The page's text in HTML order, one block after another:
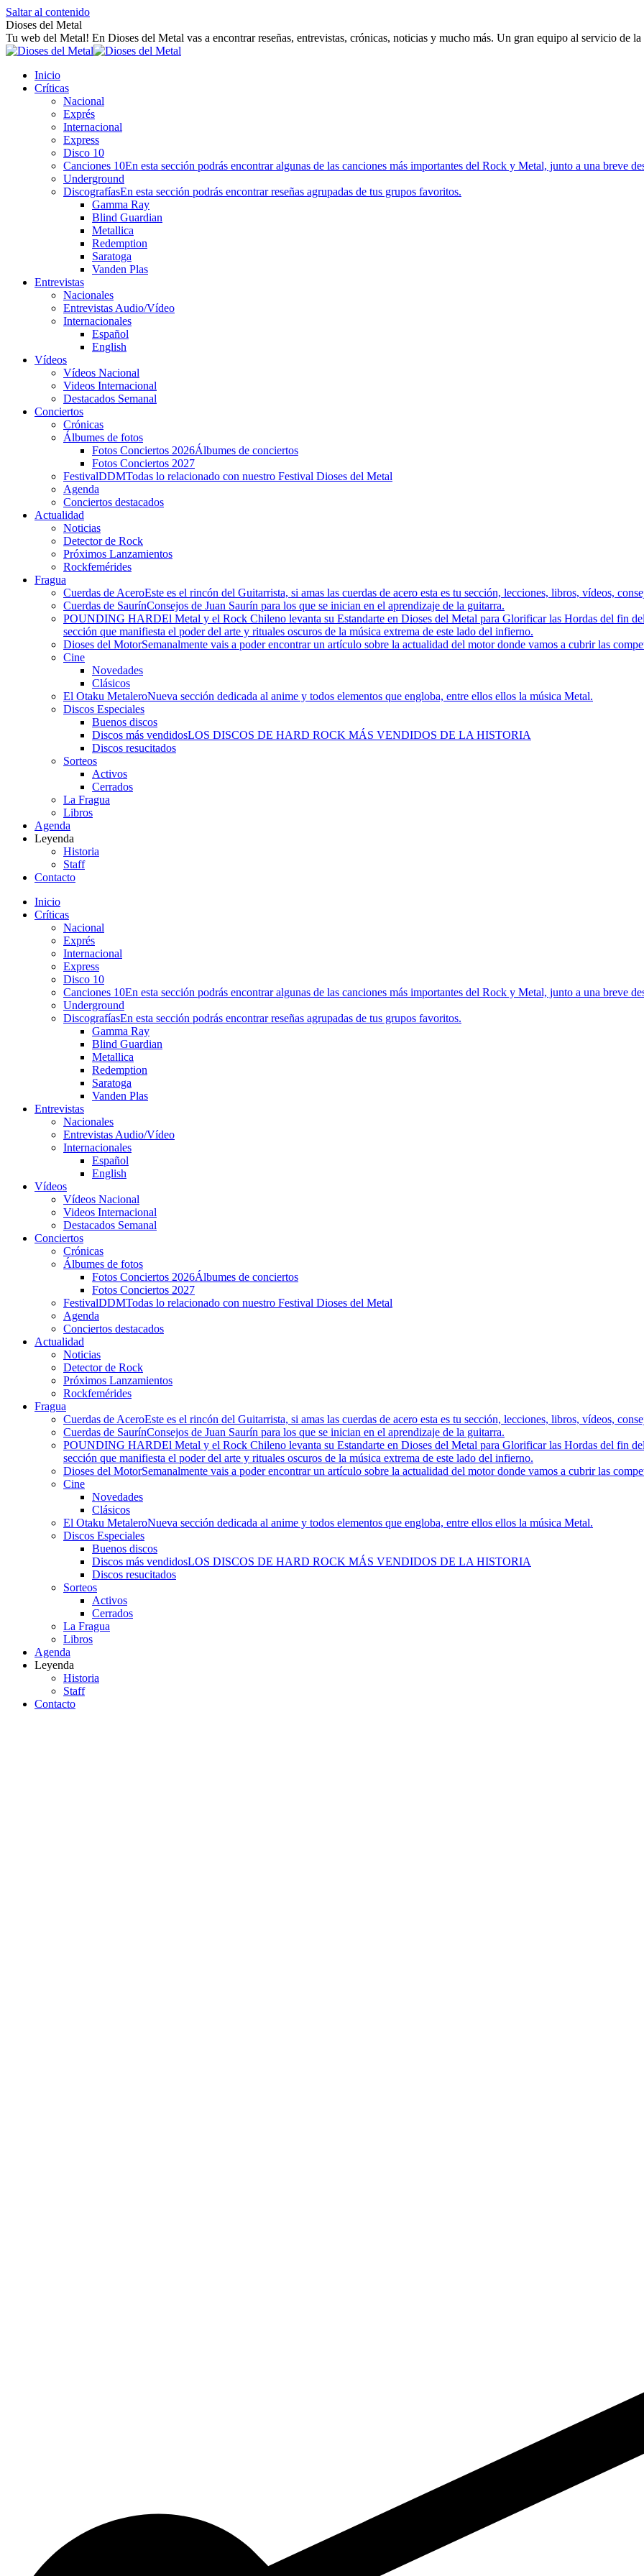
Saltar al contenido
Dioses del Metal
Tu web del Metal! En Dioses del Metal vas a encontrar reseñas, entrevistas, crónicas, noticias y mucho más. Un gran equipo al servicio de la
Inicio
Críticas
Nacional
Exprés
Internacional
Express
Disco 10
Canciones 10En esta sección podrás encontrar algunas de las canciones más importantes del Rock y Metal, junto a una breve
Underground
DiscografíasEn esta sección podrás encontrar reseñas agrupadas de tus grupos favoritos.
Gamma Ray
Blind Guardian
Metallica
Redemption
Saratoga
Vanden Plas
Entrevistas
Nacionales
Entrevistas Audio/Vídeo
Internacionales
Español
English
Vídeos
Vídeos Nacional
Videos Internacional
Destacados Semanal
Conciertos
Crónicas
Álbumes de fotos
Fotos Conciertos 2026Álbumes de conciertos
Fotos Conciertos 2027
FestivalDDMTodas lo relacionado con nuestro Festival Dioses del Metal
Agenda
Conciertos destacados
Actualidad
Noticias
Detector de Rock
Próximos Lanzamientos
Rockfemérides
Fragua
Cuerdas de AceroEste es el rincón del Guitarrista, si amas las cuerdas de acero esta es tu sección, lecciones, libros, vídeos,
Cuerdas de SaurínConsejos de Juan Saurín para los que se inician en el aprendizaje de la guitarra.
POUNDING HARDEl Metal y el Rock Chileno levanta su Estandarte en Dioses del Metal para Glorificar las Hordas del fin
sección que manifiesta el poder del arte y rituales oscuros de la música extrema de este lado del infierno.
Dioses del MotorSemanalmente vais a poder encontrar un artículo sobre la actualidad del motor donde vamos a cubrir las
Cine
Novedades
Clásicos
El Otaku MetaleroNueva sección dedicada al anime y todos elementos que engloba, entre ellos ellos la música Metal.
Discos Especiales
Buenos discos
Discos más vendidosLOS DISCOS DE HARD ROCK MÁS VENDIDOS DE LA HISTORIA
Discos resucitados
Sorteos
Activos
Cerrados
La Fragua
Libros
Agenda
Leyenda
Historia
Staff
Contacto
Inicio
Críticas
Nacional
Exprés
Internacional
Express
Disco 10
Canciones 10En esta sección podrás encontrar algunas de las canciones más importantes del Rock y Metal, junto a una breve
Underground
DiscografíasEn esta sección podrás encontrar reseñas agrupadas de tus grupos favoritos.
Gamma Ray
Blind Guardian
Metallica
Redemption
Saratoga
Vanden Plas
Entrevistas
Nacionales
Entrevistas Audio/Vídeo
Internacionales
Español
English
Vídeos
Vídeos Nacional
Videos Internacional
Destacados Semanal
Conciertos
Crónicas
Álbumes de fotos
Fotos Conciertos 2026Álbumes de conciertos
Fotos Conciertos 2027
FestivalDDMTodas lo relacionado con nuestro Festival Dioses del Metal
Agenda
Conciertos destacados
Actualidad
Noticias
Detector de Rock
Próximos Lanzamientos
Rockfemérides
Fragua
Cuerdas de AceroEste es el rincón del Guitarrista, si amas las cuerdas de acero esta es tu sección, lecciones, libros, vídeos,
Cuerdas de SaurínConsejos de Juan Saurín para los que se inician en el aprendizaje de la guitarra.
POUNDING HARDEl Metal y el Rock Chileno levanta su Estandarte en Dioses del Metal para Glorificar las Hordas del fin
sección que manifiesta el poder del arte y rituales oscuros de la música extrema de este lado del infierno.
Dioses del MotorSemanalmente vais a poder encontrar un artículo sobre la actualidad del motor donde vamos a cubrir las
Cine
Novedades
Clásicos
El Otaku MetaleroNueva sección dedicada al anime y todos elementos que engloba, entre ellos ellos la música Metal.
Discos Especiales
Buenos discos
Discos más vendidosLOS DISCOS DE HARD ROCK MÁS VENDIDOS DE LA HISTORIA
Discos resucitados
Sorteos
Activos
Cerrados
La Fragua
Libros
Agenda
Leyenda
Historia
Staff
Contacto